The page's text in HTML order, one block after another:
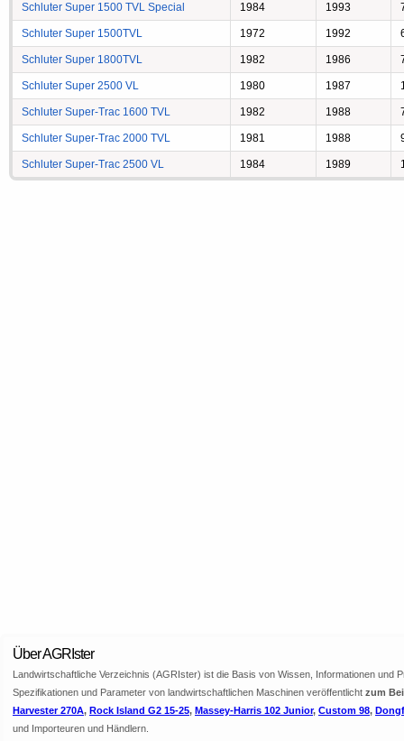
Schluter Super 1500 TVL Special 1984 1993
Schluter Super 1500TVL 1972 1992
Schluter Super 1800TVL 1982 1986
Schluter Super 2500 VL 1980 1987
Schluter Super-Trac 1600 TVL 1982 1988
Schluter Super-Trac 2000 TVL 1981 1988
Schluter Super-Trac 2500 VL 1984 1989
Über AGRIster
Landwirtschaftliche Verzeichnis (AGRIster) ist die Basis von Wissen, Informationen
Spezifikationen und Parameter von landwirtschaftlichen Maschinen veröffentlicht zum
Harvester 270A, Rock Island G2 15-25, Massey-Harris 102 Junior, Custom 98,
und Importeuren und Händlern.